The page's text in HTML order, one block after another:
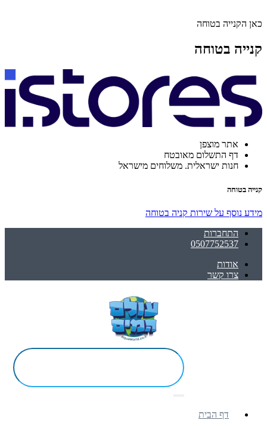
כאן הקנייה בטוחה
קנייה בטוחה
אתר מוצפן
דף התשלום מאובטח
חנות ישראלית. משלוחים מישראל
קנייה בטוחה
מידע נוסף על שירות קניה בטוחה
התחברות
0507752537
אודות
צרו קשר
דף הבית